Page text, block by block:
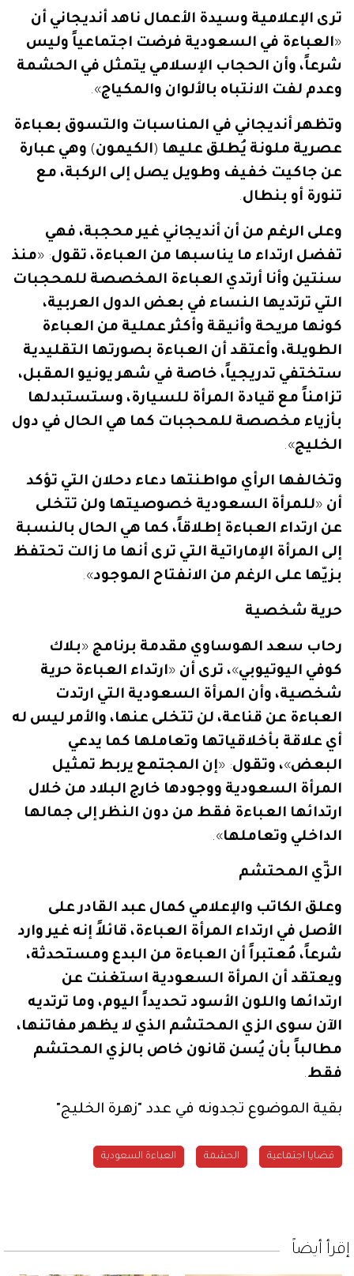
ترى الإعلامية وسيدة الأعمال ناهد أنديجاني أن
«العباءة في السعودية فرضت اجتماعياً وليس
شرعاً، وأن الحجاب الإسلامي يتمثل في الحشمة
وعدم لفت الانتباه بالألوان والمكياج».
وتظهر أنديجاني في المناسبات والتسوق بعباءة
عصرية ملونة يُطلق عليها (الكيمون) وهي عبارة
عن جاكيت خفيف وطويل يصل إلى الركبة، مع
تنورة أو بنطال.
وعلى الرغم من أن أنديجاني غير محجبة، فهي
تفضل ارتداء ما يناسبها من العباءة، تقول: «منذ
سنتين وأنا أرتدي العباءة المخصصة للمحجبات
التي ترتديها النساء في بعض الدول العربية،
كونها مريحة وأنيقة وأكثر عملية من العباءة
الطويلة، وأعتقد أن العباءة بصورتها التقليدية
ستختفي تدريجياً، خاصة في شهر يونيو المقبل،
تزامناً مع قيادة المرأة للسيارة، وستستبدلها
بأزياء مخصصة للمحجبات كما هي الحال في دول
الخليج».
وتخالفها الرأي مواطنتها دعاء دحلان التي تؤكد
أن «للمرأة السعودية خصوصيتها ولن تتخلى
عن ارتداء العباءة إطلاقاً، كما هي الحال بالنسبة
إلى المرأة الإماراتية التي ترى أنها ما زالت تحتفظ
بزيّها على الرغم من الانفتاح الموجود».
حرية شخصية
رحاب سعد الهوساوي مقدمة برنامج «بلاك
كوفي اليوتيوبي»، ترى أن «ارتداء العباءة حرية
شخصية، وأن المرأة السعودية التي ارتدت
العباءة عن قناعة، لن تتخلى عنها، والأمر ليس له
أي علاقة بأخلاقياتها وتعاملها كما يدعي
البعض»، وتقول: «إن المجتمع يربط تمثيل
المرأة السعودية ووجودها خارج البلاد من خلال
ارتدائها العباءة فقط من دون النظر إلى جمالها
الداخلي وتعاملها».
الزِّي المحتشم
وعلق الكاتب والإعلامي كمال عبد القادر على
الأصل في ارتداء المرأة العباءة، قائلاً إنه غير وارد
شرعاً، مُعتبراً أن العباءة من البدع ومستحدثة،
ويعتقد أن المرأة السعودية استغنت عن
ارتدائها واللون الأسود تحديداً اليوم، وما ترتديه
الآن سوى الزي المحتشم الذي لا يظهر مفاتنها،
مطالباً بأن يُسن قانون خاص بالزي المحتشم
فقط.
بقية الموضوع تجدونه في عدد "زهرة الخليج"
قضايا اجتماعية الحشمة العباءة السعودية
إقرأ أيضاً